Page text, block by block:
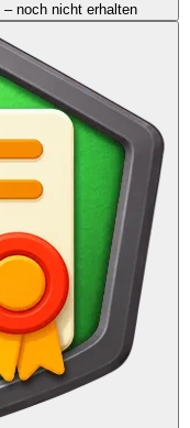
– noch nicht erhalten